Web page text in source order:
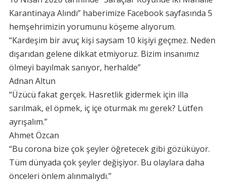
Karantinaya Alındı” haberimize Facebook sayfasında 5
hemşehrimizin yorumunu köşeme alıyorum.
“Kardeşim bir avuç kişi saysam 10 kişiyi geçmez. Neden
dışarıdan gelene dikkat etmiyoruz. Bizim insanımız
ölmeyi bayılmak sanıyor, herhalde”
Adnan Altun
“Üzücü fakat gerçek. Hasretlik gidermek için illa
sarılmak, el öpmek, iç içe oturmak mı gerek? Lütfen
ayrışalım.”
Ahmet Özcan
“Bu corona bize çok şeyler öğretecek gibi gözüküyor.
Tüm dünyada çok şeyler değişiyor. Bu olaylara daha
önceleri önlem alınmalıydı.”